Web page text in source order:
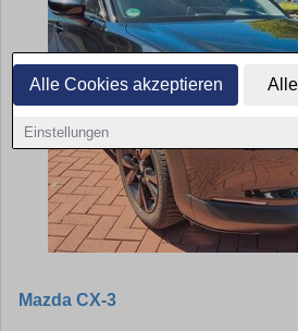
Alle Cookies akzeptieren
Einstellungen
Mazda CX-3